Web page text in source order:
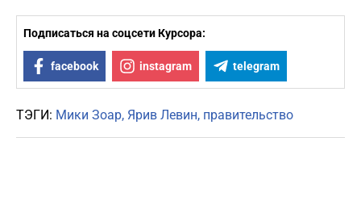
Подписаться на соцсети Курсора:
facebook instagram telegram
ТЭГИ: Мики Зоар Ярив Левин правительство